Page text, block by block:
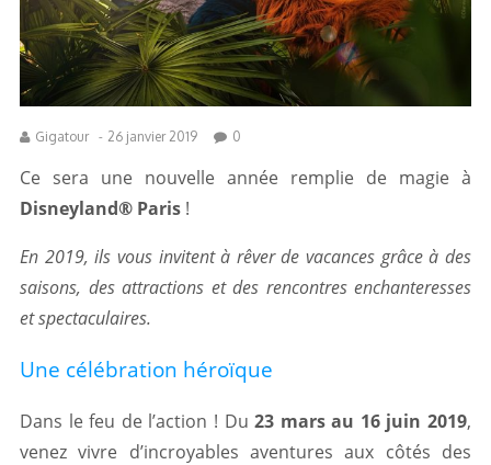
Gigatour - 26 janvier 2019 0
Ce sera une nouvelle année remplie de magie à
Disneyland® Paris !
En 2019, ils vous invitent à rêver de vacances grâce à des
saisons, des attractions et des rencontres enchanteresses
et spectaculaires.
Une célébration héroïque
Dans le feu de l’action ! Du23 mars au 16 juin 2019,
venez vivre d’incroyables aventures aux côtés des